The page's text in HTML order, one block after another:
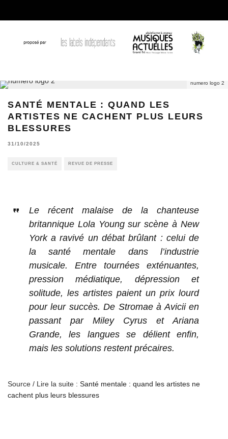
numero logo 2
SANTÉ MENTALE : QUAND LES
ARTISTES NE CACHENT PLUS LEURS
BLESSURES
31/10/2025
CULTURE & SANTÉ REVUE DE PRESSE
Le récent malaise de la chanteuse
britannique Lola Young sur scène à New
York a ravivé un débat brûlant : celui de
la santé mentale dans l’industrie
musicale. Entre tournées exténuantes,
pression médiatique, dépression et
solitude, les artistes paient un prix lourd
pour leur succès. De Stromae à Avicii en
passant par Miley Cyrus et Ariana
Grande, les langues se délient enfin,
mais les solutions restent précaires.
Source / Lire la suite : Santé mentale : quand les artistes ne
cachent plus leurs blessures